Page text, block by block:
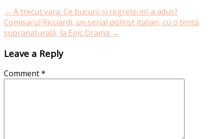
← A trecut vara. Ce bucurii și regrete mi-a adus?
Comisarul Ricciardi, un serial polițist italian, cu o tentă
supranaturală, la Epic Drama →
Leave a Reply
Comment*